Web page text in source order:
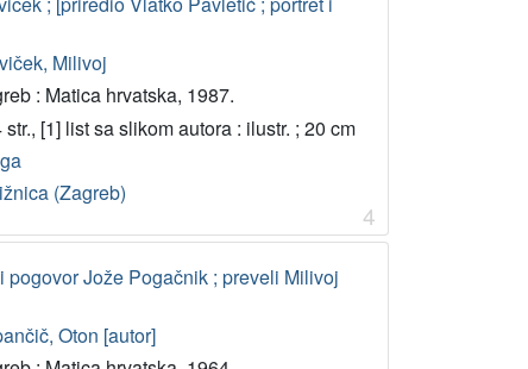
Milivoj
: Matica hrvatska, 1987.
str., [1] list sa slikom autora : ilustr. ; 20 cm
(Zagreb)
4
pogovor Jože Pogačnik ; preveli Milivoj
Oton [autor]